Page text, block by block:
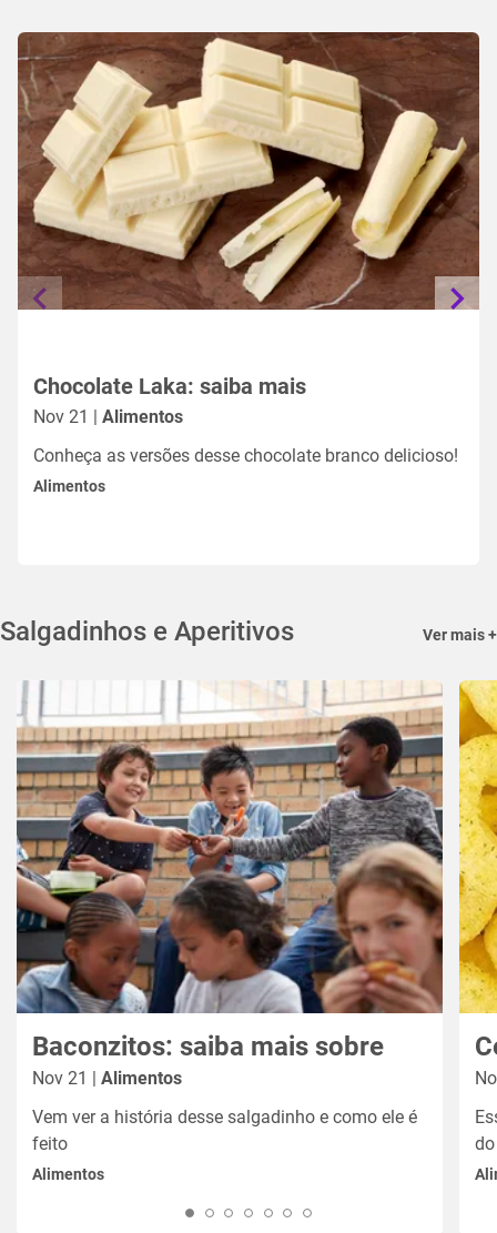
Chocolate Laka: saiba mais
Nov 21 | Alimentos
Conheça as versões desse chocolate branco delicioso!
Alimentos
Salgadinhos e Aperitivos Ver mais +
Baconzitos: saiba mais sobre
Nov 21 | Alimentos
Vem ver a história desse salgadinho e como ele é
feito
Alimentos